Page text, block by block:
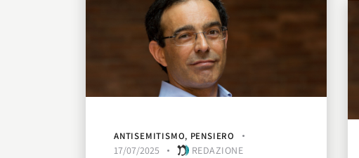
ANTISEMITISMO, PENSIERO
17/07/2025 REDAZIONE